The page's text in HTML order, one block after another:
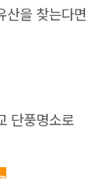
산을 찾는다면
단풍명소로